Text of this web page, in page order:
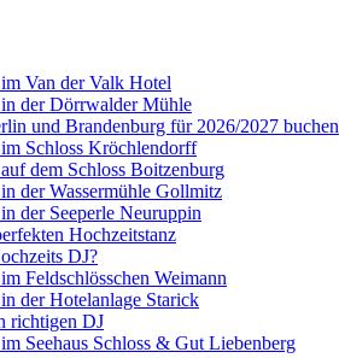
Van der Valk Hotel
der Dörrwalder Mühle
und Brandenburg für 2026/2027 buchen
Schloss Kröchlendorff
dem Schloss Boitzenburg
der Wassermühle Gollmitz
der Seeperle Neuruppin
Hochzeitstanz
DJ?
Feldschlösschen Weimann
der Hotelanlage Starick
richtigen DJ
Seehaus Schloss & Gut Liebenberg